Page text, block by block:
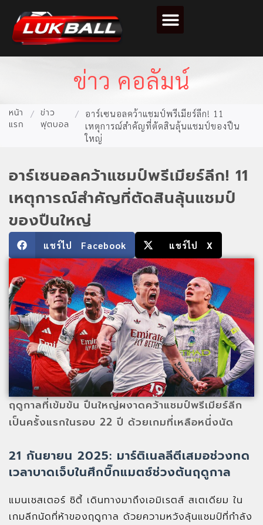
ข่าว คอลัมน์
หน้า
แรก
/
ข่าว
ฟุตบอล
/
อาร์เซนอลคว้าแชมป์พรีเมียร์ลีก! 11
เหตุการณ์สำคัญที่ตัดสินลุ้นแชมป์ของปืน
ใหญ่
อาร์เซนอลคว้าแชมป์พรีเมียร์ลีก! 11
เหตุการณ์สำคัญที่ตัดสินลุ้นแชมป์
ของปืนใหญ่
แชร์ไป Facebook แชร์ไป X
ฤดูกาลที่เข้มข้น ปืนใหญ่ผงาดคว้าแชมป์พรีเมียร์ลีก
เป็นครั้งแรกในรอบ 22 ปี ด้วยเกมที่เหลือหนึ่งนัด
21 กันยายน 2025: มาร์ติเนลลีตีเสมอช่วงทด
เวลาบาดเจ็บในศึกบิ๊กแมตช์ช่วงต้นฤดูกาล
แมนเชสเตอร์ ซิตี้ เดินทางมาถึงเอมิเรตส์ สเตเดียม ใน
เกมลีกนัดที่ห้าของฤดูกาล ด้วยความหวังลุ้นแชมป์ที่กำลัง